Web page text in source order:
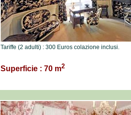
Tariffe (2 adulti) : 300 Euros colazione inclusi.
Superficie : 70 m2